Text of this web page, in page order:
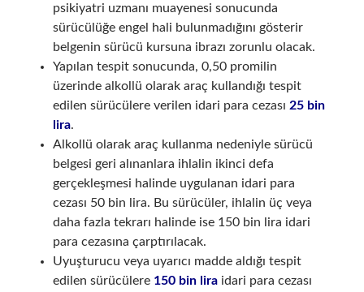
psikiyatri uzmanı muayenesi sonucunda
sürücülüğe engel hali bulunmadığını gösterir
belgenin sürücü kursuna ibrazı zorunlu olacak.
Yapılan tespit sonucunda, 0,50 promilin
üzerinde alkollü olarak araç kullandığı tespit
edilen sürücülere verilen idari para cezası 25 bin
lira.
Alkollü olarak araç kullanma nedeniyle sürücü
belgesi geri alınanlara ihlalin ikinci defa
gerçekleşmesi halinde uygulanan idari para
cezası 50 bin lira. Bu sürücüler, ihlalin üç veya
daha fazla tekrarı halinde ise 150 bin lira idari
para cezasına çarptırılacak.
Uyuşturucu veya uyarıcı madde aldığı tespit
edilen sürücülere 150 bin liraidari para cezası